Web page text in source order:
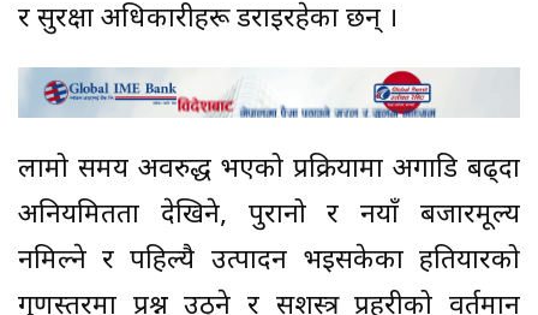
र सुरक्षा अधिकारीहरू डराइरहेका छन् ।
लामो समय अवरुद्ध भएको प्रक्रियामा अगाडि बढ्दा
अनियमितता देखिने, पुरानो र नयाँ बजारमूल्य
नमिल्ने र पहिल्यै उत्पादन भइसकेका हतियारको
गुणस्तरमा प्रश्न उठ्ने र सशस्त्र प्रहरीको वर्तमान